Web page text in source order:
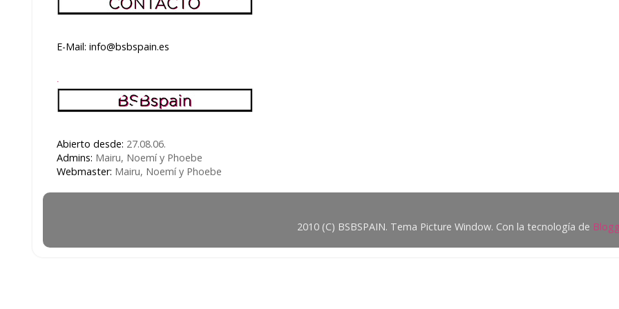
E-Mail: info@bsbspain.es
.
Abierto desde: 27.08.06.
Admins: Mairu, Noemí y Phoebe
Webmaster: Mairu, Noemí y Phoebe
2010 (C) BSBSPAIN. Tema Picture Window. Con la tecnología de